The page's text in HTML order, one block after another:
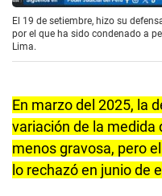
El 19 de setiembre, hizo su
por el que ha sido condenado a
Lima.
En marzo del 2025, la
variación de la medida
menos gravosa, pero
lo rechazó en junio de